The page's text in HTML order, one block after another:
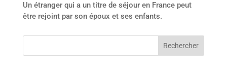
Un étranger qui a un titre de séjour en France peut
être rejoint par son époux et ses enfants.
Rechercher